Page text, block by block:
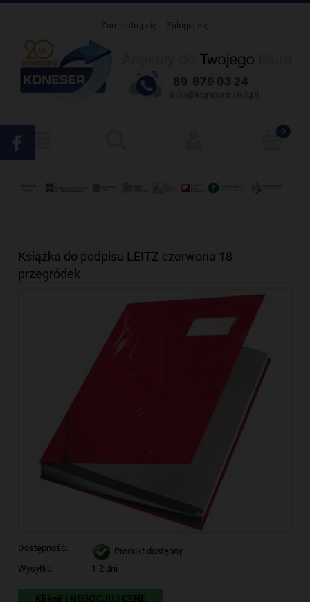
Zarejestruj się Zaloguj się
Książka do podpisu LEITZ czerwona 18
przegródek
Dostępność:
Produkt dostępny
Wysyłka:
1-2 dni
Kliknij i NEGOCJUJ CENĘ